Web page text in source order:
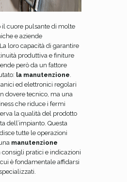
il cuore pulsante di molte
e aziende
loro capacità di garantire
produttiva e finiture
però da un fattore
la manutenzione.
ed elettronici regolari
dovere tecnico, ma una
che riduce i fermi
la qualità del prodotto
dell’impianto. Questa
tutte le operazioni
manutenzione
consigli pratici e indicazioni
è fondamentale affidarsi